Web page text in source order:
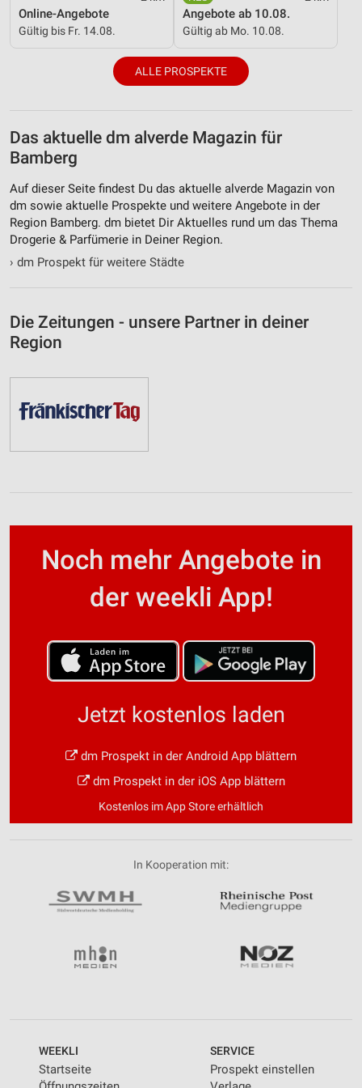
Online-Angebote
Gültig bis Fr. 14.08.
Angebote ab 10.08.
Gültig ab Mo. 10.08.
ALLE PROSPEKTE
Das aktuelle dm alverde Magazin für
Bamberg
Auf dieser Seite findest Du das aktuelle alverde Magazin von
dm sowie aktuelle Prospekte und weitere Angebote in der
Region Bamberg. dm bietet Dir Aktuelles rund um das Thema
Drogerie & Parfümerie in Deiner Region.
› dm Prospekt für weitere Städte
Die Zeitungen - unsere Partner in deiner
Region
Noch mehr Angebote in
der weekli App!
Jetzt kostenlos laden
dm Prospekt in der Android App blättern
dm Prospekt in der iOS App blättern
Kostenlos im App Store erhältlich
In Kooperation mit:
WEEKLI
Startseite
SERVICE
Prospekt einstellen
Notwendig